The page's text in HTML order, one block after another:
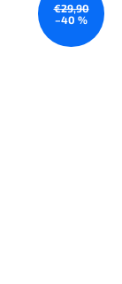
€29,90
–40 %